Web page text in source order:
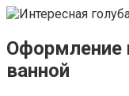
Оформление
ванной